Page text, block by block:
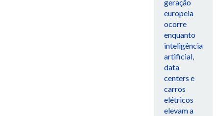
geração
europeia
ocorre
enquanto
inteligência
artificial,
data
centers e
carros
elétricos
elevam a